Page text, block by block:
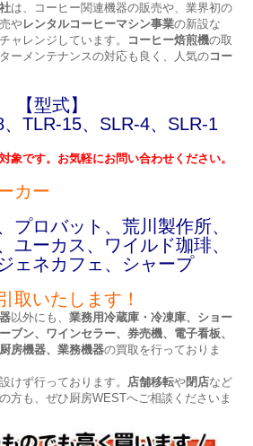
は、コーヒー関連機器の販売や、業界初の
やレンタルコーヒーマシン事業の新設な
ャレンジしています。
コーヒー焙煎機の取
ーメンテナンスの対応も良く、人気のコー
【型式】
TLR-15、SLR-4、SLR-1
象です。お気軽にお問い合わせください。
カー
プロバット、荒川製作所、
ユーカス、ワイルド珈琲、
ェネカフェ、シャープ
取いたします！
以外にも、業務用冷蔵庫・冷凍庫、ショー
ブン、ワインセラー、券売機、電子看板、
厨房機器、業務機器の買取を行っておりま
けず行っております。 店舗移転や閉店など
方も、ぜひ厨房WESTへご相談くださいま